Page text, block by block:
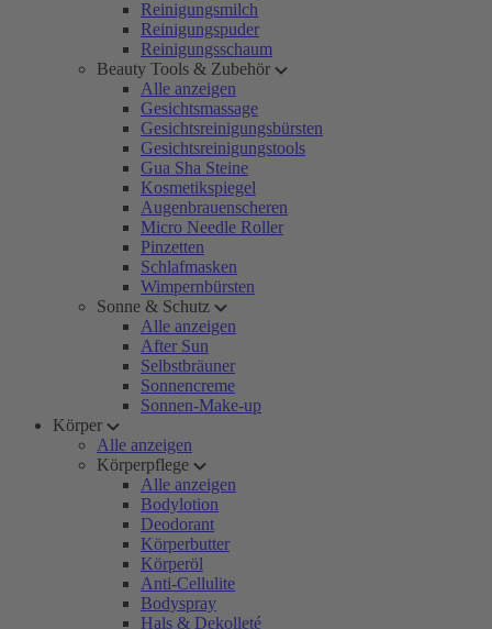
Reinigungsmilch
Reinigungspuder
Reinigungsschaum
Beauty Tools & Zubehör
Alle anzeigen
Gesichtsmassage
Gesichtsreinigungsbürsten
Gesichtsreinigungstools
Gua Sha Steine
Kosmetikspiegel
Augenbrauenscheren
Micro Needle Roller
Pinzetten
Schlafmasken
Wimpernbürsten
Sonne & Schutz
Alle anzeigen
After Sun
Selbstbräuner
Sonnencreme
Sonnen-Make-up
Körper
Alle anzeigen
Körperpflege
Alle anzeigen
Bodylotion
Deodorant
Körperbutter
Körperöl
Anti-Cellulite
Bodyspray
Hals & Dekolleté